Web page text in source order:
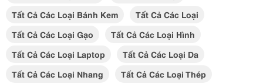
Tất Cả Các Loại Bánh Kem
Tất Cả Các Loại
Tất Cả Các Loại Gạo
Tất Cả Các Loại Hình
Tất Cả Các Loại Laptop
Tất Cả Các Loại Da
Tất Cả Các Loại Nhang
Tất Cả Các Loại Thép